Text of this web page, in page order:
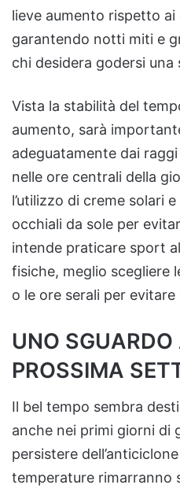
lieve aumento rispetto
garantendo notti miti e
chi desidera godersi una
Vista la stabilità del
aumento, sarà
adeguatamente dai
nelle ore centrali della
l’utilizzo di creme solari
occhiali da sole per
intende praticare sport
fisiche, meglio scegliere
o le ore serali per
UNO
PROSSIMA
Il bel tempo sembra
anche nei primi giorni di
persistere
temperature rimarranno